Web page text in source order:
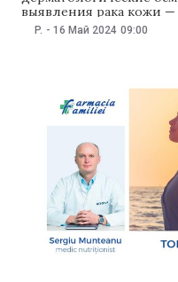
выявления рака кожи
всего летнего сезона (с
P. - 16 Май 2024 09:00